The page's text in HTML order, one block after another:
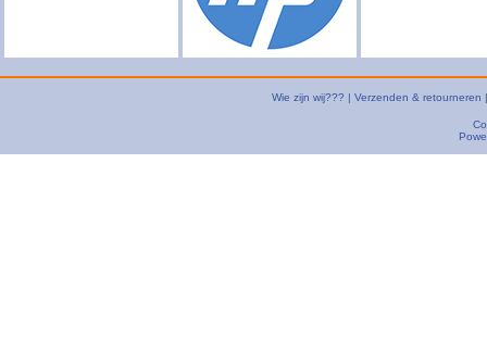
Wie zijn wij??? | Verzenden & retourneren